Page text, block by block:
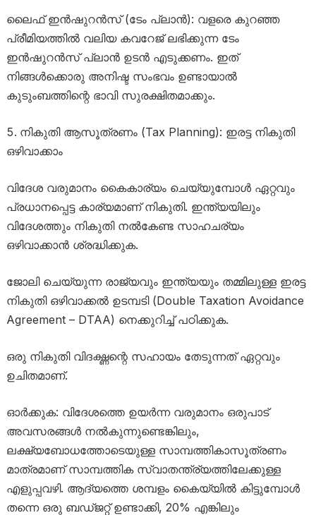
ലൈഫ് ഇൻഷുറൻസ് (ടേം പ്ലാൻ): വളരെ കുറഞ്ഞ
പ്രീമിയത്തിൽ വലിയ കവറേജ് ലഭിക്കുന്ന ടേം
ഇൻഷുറൻസ് പ്ലാൻ ഉടൻ എടുക്കണം. ഇത്
നിങ്ങൾക്കൊരു അനിഷ്ട സംഭവം ഉണ്ടായാൽ
കുടുംബത്തിന്റെ ഭാവി സുരക്ഷിതമാക്കും.
നികുതി ആസൂത്രണം (Tax Planning): ഇരട്ട നികുതി
ഒഴിവാക്കാം
വിദേശ വരുമാനം കൈകാര്യം ചെയ്യുമ്പോൾ ഏറ്റവും
പ്രധാനപ്പെട്ട കാര്യമാണ് നികുതി. ഇന്ത്യയിലും
വിദേശത്തും നികുതി നൽകേണ്ട സാഹചര്യം
ഒഴിവാക്കാൻ ശ്രദ്ധിക്കുക.
ജോലി ചെയ്യുന്ന രാജ്യവും ഇന്ത്യയും തമ്മിലുള്ള ഇരട്ട
നികുതി ഒഴിവാക്കൽ ഉടമ്പടി (Double Taxation Avoidance
Agreement – DTAA) നെക്കുറിച്ച് പഠിക്കുക.
ഒരു നികുതി വിദഗ്ദ്ധന്റെ സഹായം തേടുന്നത് ഏറ്റവും
ഉചിതമാണ്.
ഓർക്കുക: വിദേശത്തെ ഉയർന്ന വരുമാനം ഒരുപാട്
അവസരങ്ങൾ നൽകുന്നുണ്ടെങ്കിലും,
ലക്ഷ്യബോധത്തോടെയുള്ള സാമ്പത്തികാസൂത്രണം
മാത്രമാണ് സാമ്പത്തിക സ്വാതന്ത്ര്യത്തിലേക്കുള്ള
എളുപ്പവഴി. ആദ്യത്തെ ശമ്പളം കൈയ്യിൽ കിട്ടുമ്പോൾ
തന്നെ ഒരു ബഡ്ജറ്റ് ഉണ്ടാക്കി, 20% എങ്കിലും